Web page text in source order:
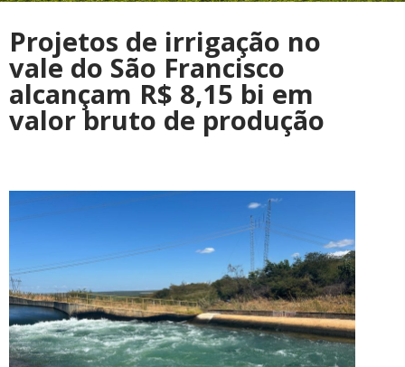
Projetos de irrigação no
vale do São Francisco
alcançam R$ 8,15 bi em
valor bruto de produção